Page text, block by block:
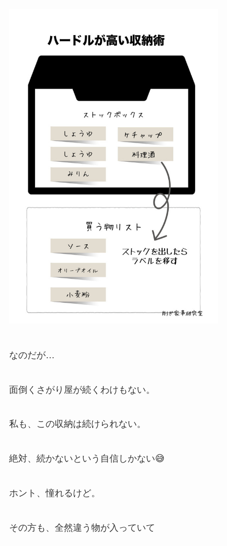
なのだが…
面倒くさがり屋が続くわけもない。
私も、この収納は続けられない。
絶対、続かないという自信しかない😅
ホント、憧れるけど。
その方も、全然違う物が入っていて